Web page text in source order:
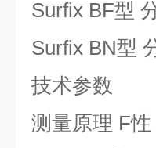
Surfix BF型
Surfix BN型
技术参数
测量原理 F性